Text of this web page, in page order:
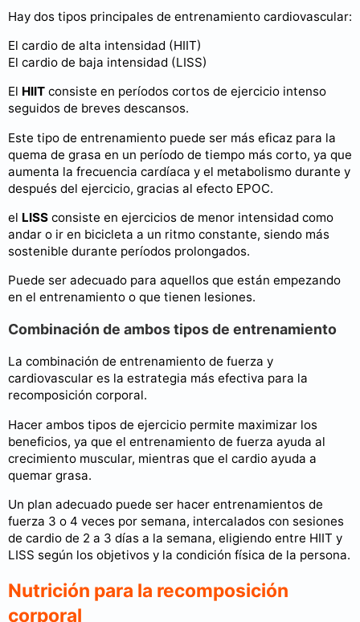
Hay dos tipos principales de entrenamiento cardiovascular:
El cardio de alta intensidad (HIIT)
El cardio de baja intensidad (LISS)
El HIIT consiste en períodos cortos de ejercicio intenso
seguidos de breves descansos.
Este tipo de entrenamiento puede ser más eficaz para la
quema de grasa en un período de tiempo más corto, ya que
aumenta la frecuencia cardíaca y el metabolismo durante y
después del ejercicio, gracias al efecto EPOC.
el LISS consiste en ejercicios de menor intensidad como
andar o ir en bicicleta a un ritmo constante, siendo más
sostenible durante períodos prolongados.
Puede ser adecuado para aquellos que están empezando
en el entrenamiento o que tienen lesiones.
Combinación de ambos tipos de entrenamiento
La combinación de entrenamiento de fuerza y
cardiovascular es la estrategia más efectiva para la
recomposición corporal.
Hacer ambos tipos de ejercicio permite maximizar los
beneficios, ya que el entrenamiento de fuerza ayuda al
crecimiento muscular, mientras que el cardio ayuda a
quemar grasa.
Un plan adecuado puede ser hacer entrenamientos de
fuerza 3 o 4 veces por semana, intercalados con sesiones
de cardio de 2 a 3 días a la semana, eligiendo entre HIIT y
LISS según los objetivos y la condición física de la persona.
Nutrición para la recomposición
corporal